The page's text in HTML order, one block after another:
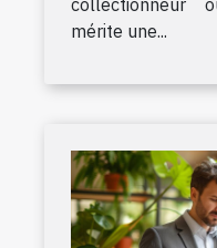
collectionneur
mérite une...